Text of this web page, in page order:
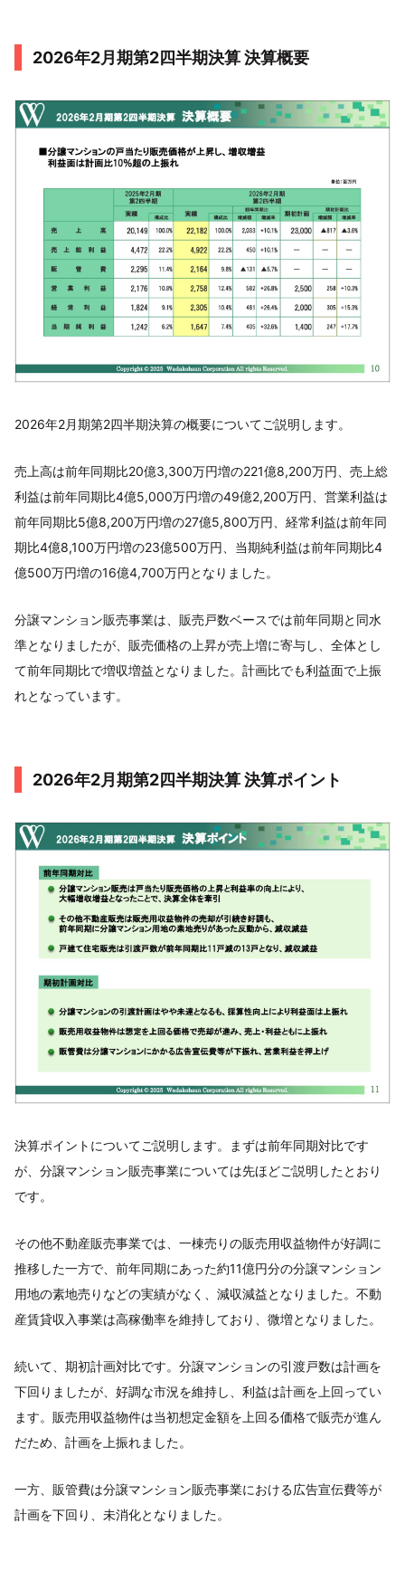
2026年2月期第2四半期決算 決算概要
2026年2月期第2四半期決算の概要についてご説明します。
売上高は前年同期比20億3,300万円増の221億8,200万円、売上総
利益は前年同期比4億5,000万円増の49億2,200万円、営業利益は
前年同期比5億8,200万円増の27億5,800万円、経常利益は前年同
期比4億8,100万円増の23億500万円、当期純利益は前年同期比4
億500万円増の16億4,700万円となりました。
分譲マンション販売事業は、販売戸数ベースでは前年同期と同水
準となりましたが、販売価格の上昇が売上増に寄与し、全体とし
て前年同期比で増収増益となりました。計画比でも利益面で上振
れとなっています。
2026年2月期第2四半期決算 決算ポイント
決算ポイントについてご説明します。まずは前年同期対比です
が、分譲マンション販売事業については先ほどご説明したとおり
です。
その他不動産販売事業では、一棟売りの販売用収益物件が好調に
推移した一方で、前年同期にあった約11億円分の分譲マンション
用地の素地売りなどの実績がなく、減収減益となりました。不動
産賃貸収入事業は高稼働率を維持しており、微増となりました。
続いて、期初計画対比です。分譲マンションの引渡戸数は計画を
下回りましたが、好調な市況を維持し、利益は計画を上回ってい
ます。販売用収益物件は当初想定金額を上回る価格で販売が進ん
だため、計画を上振れました。
一方、販管費は分譲マンション販売事業における広告宣伝費等が
計画を下回り、未消化となりました。